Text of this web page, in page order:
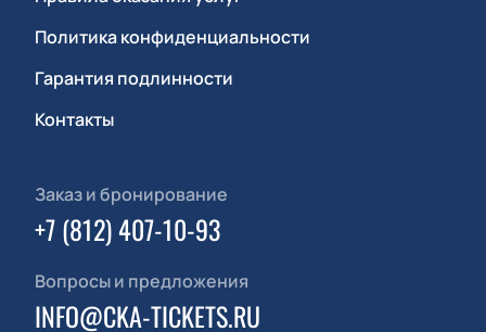
Политика конфиденциальности
Гарантия подлинности
Контакты
Заказ и бронирование
+7 (812) 407-10-93
Вопросы и предложения
INFO@CKA-TICKETS.RU